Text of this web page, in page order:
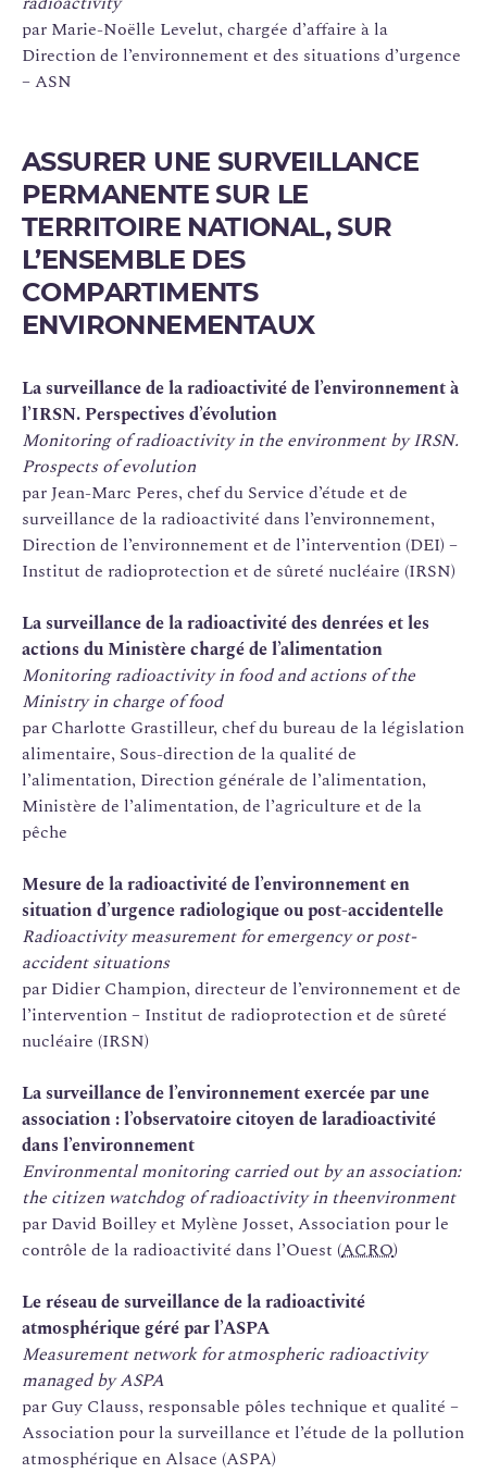
par Marie-Noëlle Levelut, chargée d’affaire à la
Direction de l’environnement et des situations d’urgence
– ASN
ASSURER UNE SURVEILLANCE
PERMANENTE SUR LE
TERRITOIRE NATIONAL, SUR
L’ENSEMBLE DES
COMPARTIMENTS
ENVIRONNEMENTAUX
La surveillance de la radioactivité de l’environnement à
l’IRSN. Perspectives d’évolution
Monitoring of radioactivity in the environment by IRSN.
Prospects of evolution
par Jean-Marc Peres, chef du Service d’étude et de
surveillance de la radioactivité dans l’environnement,
Direction de l’environnement et de l’intervention (DEI) –
Institut de radioprotection et de sûreté nucléaire (IRSN)
La surveillance de la radioactivité des denrées et les
actions du Ministère chargé de l’alimentation
Monitoring radioactivity in food and actions of the
Ministry in charge of food
par Charlotte Grastilleur, chef du bureau de la législation
alimentaire, Sous-direction de la qualité de
l’alimentation, Direction générale de l’alimentation,
Ministère de l’alimentation, de l’agriculture et de la
pêche
Mesure de la radioactivité de l’environnement en
situation d’urgence radiologique ou post-accidentelle
Radioactivity measurement for emergency or post-
accident situations
par Didier Champion, directeur de l’environnement et de
l’intervention – Institut de radioprotection et de sûreté
nucléaire (IRSN)
La surveillance de l’environnement exercée par une
association : l’observatoire citoyen de laradioactivité
dans l’environnement
Environmental monitoring carried out by an association:
the citizen watchdog of radioactivity in theenvironment
par David Boilley et Mylène Josset, Association pour le
contrôle de la radioactivité dans l’Ouest (ACRO)
Le réseau de surveillance de la radioactivité
atmosphérique géré par l’ASPA
Measurement network for atmospheric radioactivity
managed by ASPA
par Guy Clauss, responsable pôles technique et qualité –
Association pour la surveillance et l’étude de la pollution
atmosphérique en Alsace (ASPA)